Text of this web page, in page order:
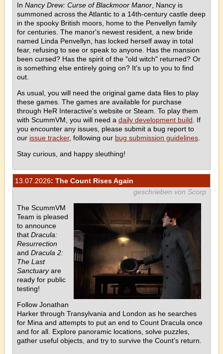
In Nancy Drew: Curse of Blackmoor Manor , Nancy is
summoned across the Atlantic to a 14th-century castle deep
in the spooky British moors, home to the Penvellyn family
for centuries. The manor's newest resident, a new bride
named Linda Penvellyn, has locked herself away in total
fear, refusing to see or speak to anyone. Has the mansion
been cursed? Has the spirit of the "old witch" returned? Or
is something else entirely going on? It's up to you to find
out.
As usual, you will need the original game data files to play
these games. The games are available for purchase
through HeR Interactive's website or Steam. To play them
with ScummVM, you will need a daily development build . If
you encounter any issues, please submit a bug report to
our issue tracker, following our bug submission guidelines
Stay curious, and happy sleuthing!
13.07.2026: The Count Rises Again
geschrieben von Scorp
The ScummVM
Team is pleased
to announce
that Dracula:
Resurrection
and Dracula 2:
The Last
Sanctuaryare
ready for public
testing!
Follow Jonathan
Harker through Transylvania and London as he searches
for Mina and attempts to put an end to Count Dracula once
and for all. Explore panoramic locations, solve puzzles,
gather useful objects, and try to survive the Count’s return.